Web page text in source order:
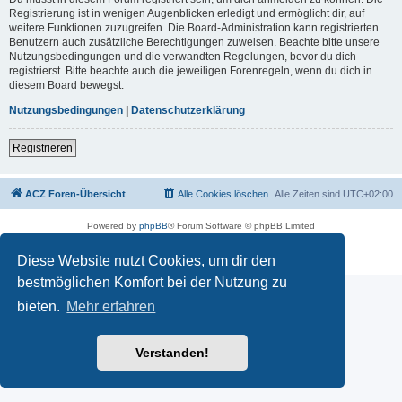
Diese Website nutzt Cookies, um dir den
bestmöglichen Komfort bei der Nutzung zu
bieten. Mehr erfahren
Verstanden!
Registrierung ist in wenigen Augenblicken erledigt und ermöglicht dir, auf
weitere Funktionen zuzugreifen. Die Board-Administration kann registrierten
Benutzern auch zusätzliche Berechtigungen zuweisen. Beachte bitte unsere
Nutzungsbedingungen und die verwandten Regelungen, bevor du dich
registrierst. Bitte beachte auch die jeweiligen Forenregeln, wenn du dich in
diesem Board bewegst.
Nutzungsbedingungen | Datenschutzerklärung
Registrieren
ACZ Foren-Übersicht Alle Zeiten sind UTC+02:00
Alle Cookies löschen
Powered by phpBB® Forum Software © phpBB Limited
Datenschutz|Nutzungsbedingungen